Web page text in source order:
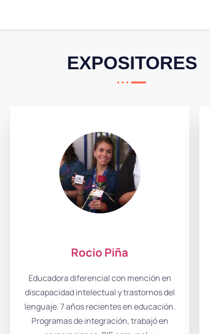
EXPOSITORES
Rocio Piña
Educadora diferencial con mención en
discapacidad intelectual y trastornos del
lenguaje. 7 años recientes en educación.
Programas de integración, trabajó en